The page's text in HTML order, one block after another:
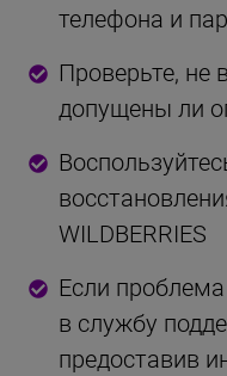
телефона и
Проверьте, не
допущены ли
WILDBERRIES
Если
в службу
предоставив